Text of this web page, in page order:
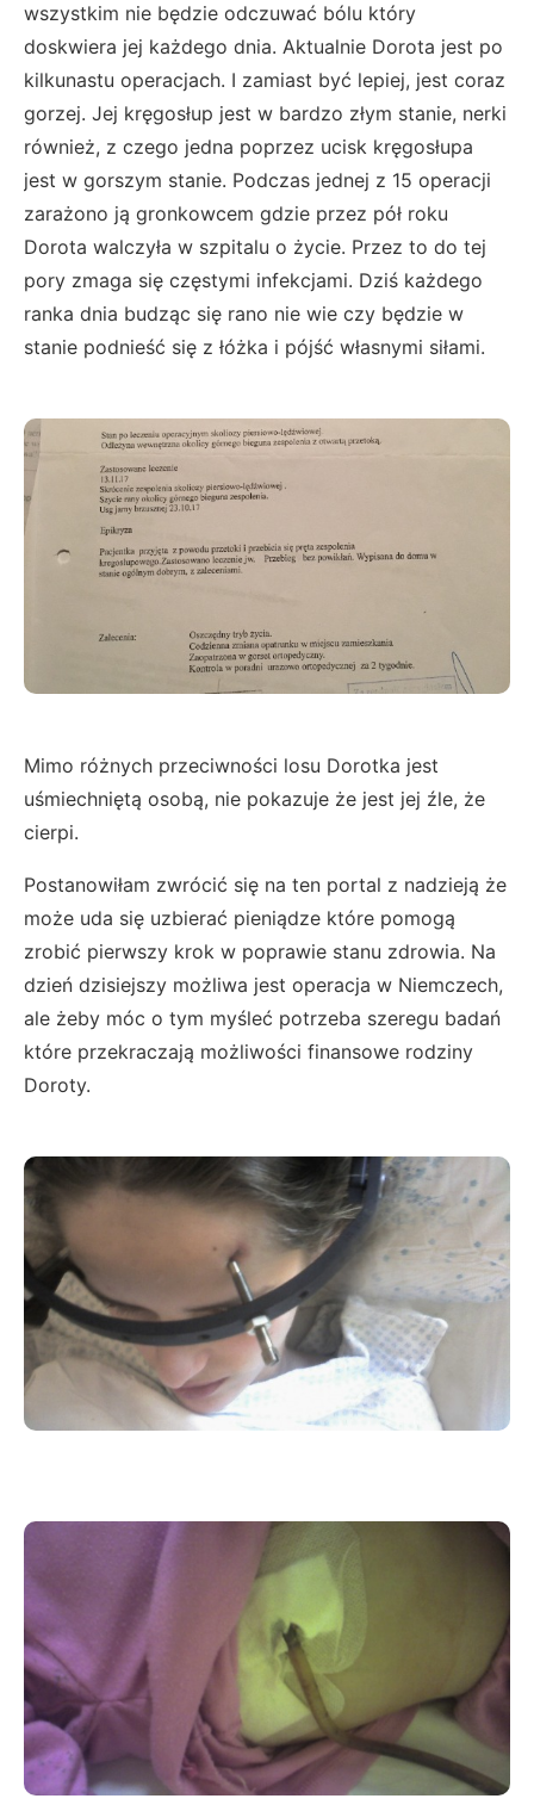
wszystkim nie będzie odczuwać bólu który
doskwiera jej każdego dnia. Aktualnie Dorota jest po
kilkunastu operacjach. I zamiast być lepiej, jest coraz
gorzej. Jej kręgosłup jest w bardzo złym stanie, nerki
również, z czego jedna poprzez ucisk kręgosłupa
jest w gorszym stanie. Podczas jednej z 15 operacji
zarażono ją gronkowcem gdzie przez pół roku
Dorota walczyła w szpitalu o życie. Przez to do tej
pory zmaga się częstymi infekcjami. Dziś każdego
ranka dnia budząc się rano nie wie czy będzie w
stanie podnieść się z łóżka i pójść własnymi siłami.
Mimo różnych przeciwności losu Dorotka jest
uśmiechniętą osobą, nie pokazuje że jest jej źle, że
cierpi.
Postanowiłam zwrócić się na ten portal z nadzieją że
może uda się uzbierać pieniądze które pomogą
zrobić pierwszy krok w poprawie stanu zdrowia. Na
dzień dzisiejszy możliwa jest operacja w Niemczech,
ale żeby móc o tym myśleć potrzeba szeregu badań
które przekraczają możliwości finansowe rodziny
Doroty.